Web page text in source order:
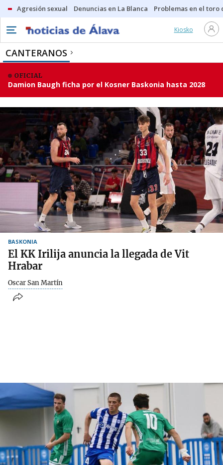
Agresión sexual Denuncias en La Blanca Problemas en el toro
Kiosko
CANTERANOS
OFICIAL
Damion Baugh ficha por el Kosner Baskonia hasta 2028
BASKONIA
El KK Irilija anuncia la llegada de Vit
Hrabar
Oscar San Martín